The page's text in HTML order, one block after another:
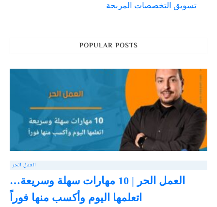
تسويق التخصصات المربحة
POPULAR POSTS
العمل الحر
العمل الحر | 10 مهارات سهلة وسريعة…
اتعلمها اليوم وأكسب منها فوراً